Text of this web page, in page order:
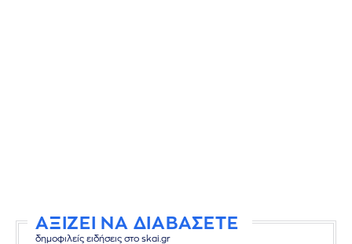
ΑΞΙΖΕΙ ΝΑ ΔΙΑΒΑΣΕΤΕ
δημοφιλείς ειδήσεις στο skai.gr